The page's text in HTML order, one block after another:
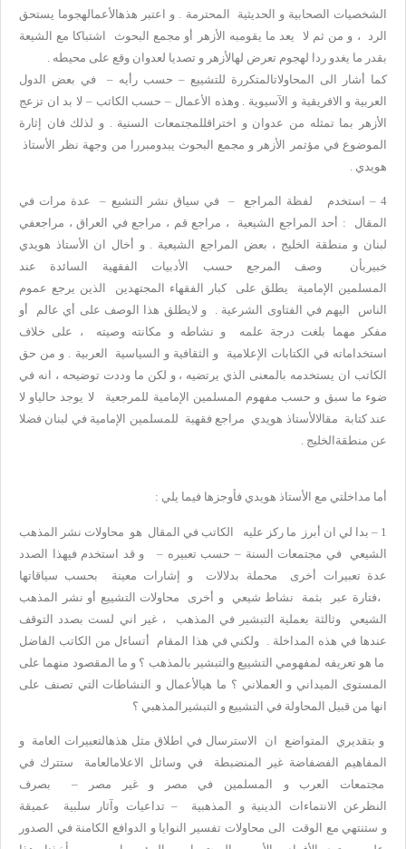
الشخصيات الصحابية و الحديثية المحترمة . و اعتبر هذهالأعمالهجوما يستحق
الرد ، و من ثم لا يعد ما يقومبه الأزهر أو مجمع البحوث اشتباكا مع الشيعة
بقدر ما يغدو ردا لهجوم تعرض لهالأزهر و تصديا لعدوان وقع على محيطه .
كما أشار الى المحاولاتالمتكررة للتشييع – حسب رأيه – في بعض الدول
العربية و الافريقية و الآسيوية . وهذه الأعمال – حسب الكاتب – لا بد ان تزعج
الأزهر بما تمثله من عدوان و اختراقللمجتمعات السنية . و لذلك فان إثارة
الموضوع في مؤتمر الأزهر و مجمع البحوث يبدومبررا من وجهة نظر الأستاذ
هويدي .
4 – استخدم لفظة المراجع – في سياق نشر التشيع – عدة مرات في
المقال : أحد المراجع الشيعية ، مراجع قم ، مراجع في العراق ، مراجعفي
لبنان و منطقة الخليج ، بعض المراجع الشيعية . و أخال ان الأستاذ هويدي
خبيربأن وصف المرجع حسب الأدبيات الفقهية السائدة عند
المسلمين الإمامية يطلق على كبار الفقهاء المجتهدين الذين يرجع عموم
الناس اليهم في الفتاوى الشرعية . و لايطلق هذا الوصف على أي عالم أو
مفكر مهما بلغت درجة علمه و نشاطه و مكانته وصيته ، على خلاف
استخداماته في الكتابات الإعلامية و الثقافية و السياسية العربية . و من حق
الكاتب ان يستخدمه بالمعنى الذي يرتضيه ، و لكن ما وددت توضيحه ، انه في
ضوء ما سبق و حسب مفهوم المسلمين الإمامية للمرجعية لا يوجد حالياو لا
عند كتابة مقالالأستاذ هويدي مراجع فقهية للمسلمين الإمامية في لبنان فضلا
عن منطقةالخليج .
أما مداخلتي مع الأستاذ هويدي فأوجزها فيما يلي :
1 – بدا لي ان أبرز ما ركز عليه الكاتب في المقال هو محاولات نشر المذهب
الشيعي في مجتمعات السنة – حسب تعبيره – و قد استخدم فيهذا الصدد
عدة تعبيرات أخرى محملة بدلالات و إشارات معينة بحسب سياقاتها
،فتارة عبر بثمة نشاط شيعي و أخرى محاولات التشييع أو نشر المذهب
الشيعي وثالثة بعملية التبشير في المذهب ، غير اني لست بصدد التوقف
عندها في هذه المداخلة . ولكني في هذا المقام أتساءل من الكاتب الفاضل
ما هو تعريفه لمفهومي التشييع والتبشير بالمذهب ؟ و ما المقصود منهما على
المستوى الميداني و العملاني ؟ ما هيالأعمال و النشاطات التي تصنف على
انها من قبيل المحاولة في التشييع و التبشيرالمذهبي ؟
و بتقديري المتواضع ان الاسترسال في اطلاق مثل هذهالتعبيرات العامة و
المفاهيم الفضفاضة غير المنضبطة في وسائل الاعلامالعامة ستترك في
مجتمعات العرب و المسلمين في مصر و غير مصر – بصرف
النظرعن الانتماءات الدينية و المذهبية – تداعيات وآثار سلبية عميقة
و ستنتهي مع الوقت الى محاولات تفسير النوايا و الدوافع الكامنة في الصدور